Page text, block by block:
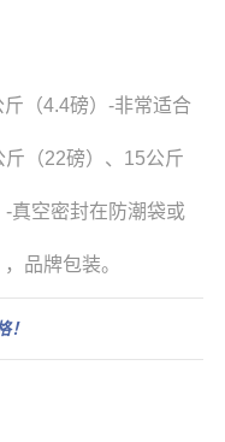
（4.4磅）-非常适合
（22磅）、15公斤
真空密封在防潮袋或
品牌包装。
！